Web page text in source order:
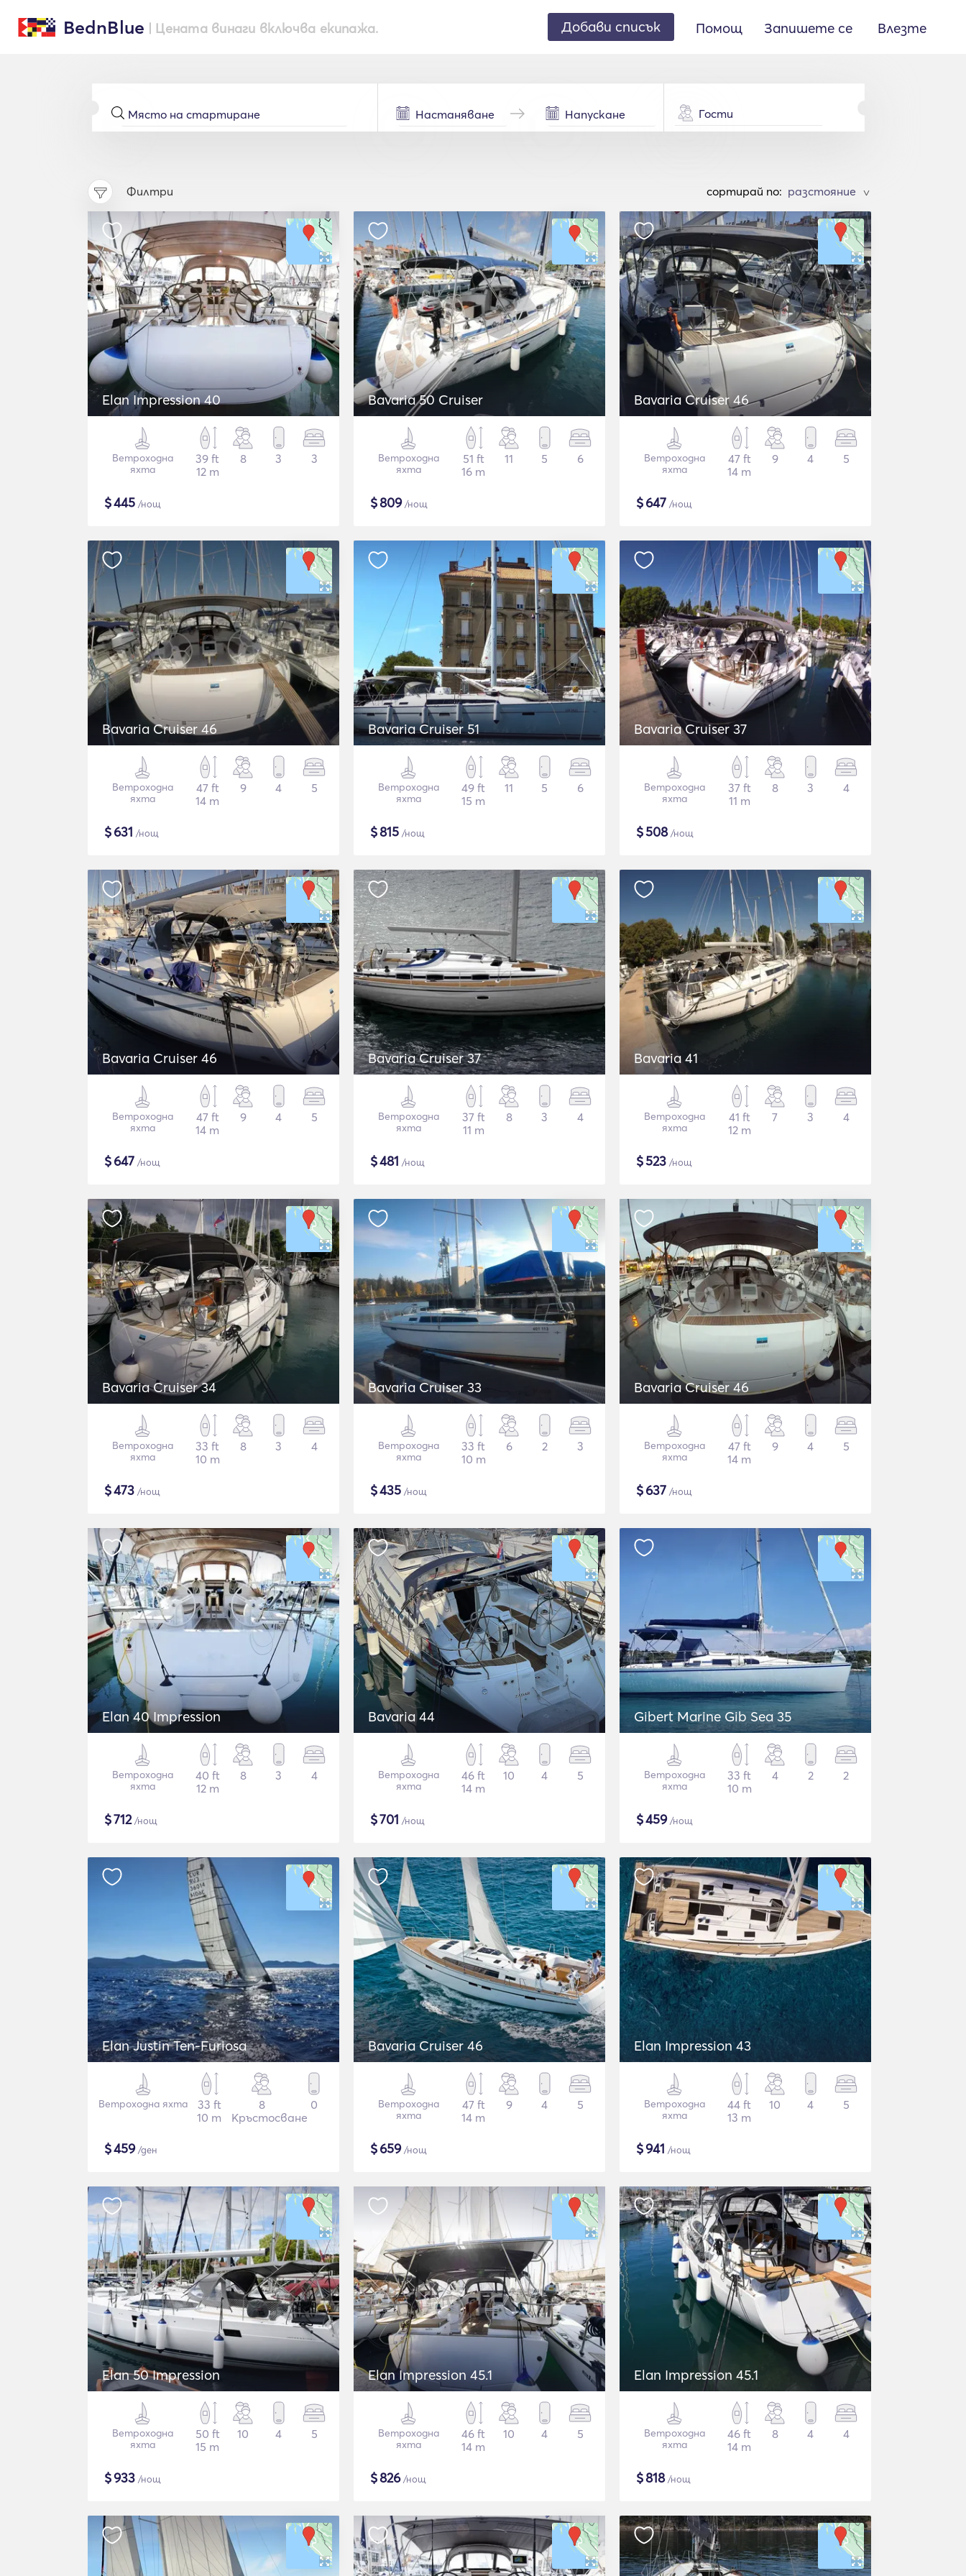
BednBlue | Цената винаги включва екипажа. Добави списък Помощ Запишете се Влезте
Гости
Филтри cортирай по: >
Elan Impression 40
Ветроходна
яхта
39 ft
12 m
8 3 3
$445 /нощ
Bavaria 50 Cruiser
Ветроходна
яхта
51 ft
16 m
11 5 6
$809/нощ
Bavaria Cruiser 46
Ветроходна
яхта
47 ft
14 m
9 4 5
$647 /нощ
Bavaria Cruiser 46
Ветроходна
яхта
47 ft
14 m
9 4 5
$631 /нощ
Bavaria Cruiser 51
Ветроходна
яхта
49 ft
15 m
11 5 6
$815 /нощ
Bavaria Cruiser 37
Ветроходна
яхта
37 ft
11 m
8 3 4
$508/нощ
Bavaria Cruiser 46
Ветроходна
яхта
47 ft
14 m
9 4 5
$647 /нощ
Bavaria Cruiser 37
Ветроходна
яхта
37 ft
11 m
8 3 4
$481 /нощ
Bavaria 41
Ветроходна
яхта
41 ft
12 m
7 3 4
$523 /нощ
Bavaria Cruiser 34
Ветроходна
яхта
33 ft
10 m
8 3 4
$473 /нощ
Bavaria Cruiser 33
Ветроходна
яхта
33 ft
10 m
6 2 3
$435 /нощ
Bavaria Cruiser 46
Ветроходна
яхта
47 ft
14 m
9 4 5
$637 /нощ
Elan 40 Impression
Ветроходна
яхта
40 ft
12 m
8 3 4
$712/нощ
Bavaria 44
Ветроходна
яхта
46 ft
14 m
10 4 5
$701 /нощ
Gibert Marine Gib Sea 35
Ветроходна
яхта
33 ft
10 m
4 2 2
$459/нощ
Elan Justin Ten-Furiosa
Ветроходна яхта
33 ft
10 m
8
Кръстосване
0
$459/ден
Bavaria Cruiser 46
Ветроходна
яхта
47 ft
14 m
9 4 5
$659/нощ
Elan Impression 43
Ветроходна
яхта
44 ft
13 m
10 4 5
$941 /нощ
Elan 50 Impression
Ветроходна
яхта
50 ft
15 m
10 4 5
$933 /нощ
Elan Impression 45.1
Ветроходна
яхта
46 ft
14 m
10 4 5
$826/нощ
Elan Impression 45.1
Ветроходна
яхта
46 ft
14 m
8 4 4
$818/нощ